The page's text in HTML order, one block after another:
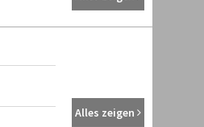
Alles zeigen